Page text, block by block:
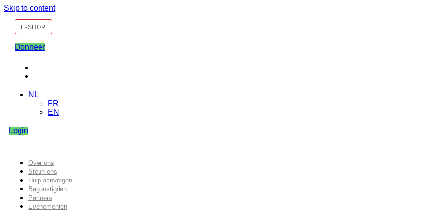
Skip to content
E-SHOP
Donneer
NL
FR
EN
Login
Over ons
Steun ons
Hulp aanvragen
Begunstigden
Partners
Evenementen